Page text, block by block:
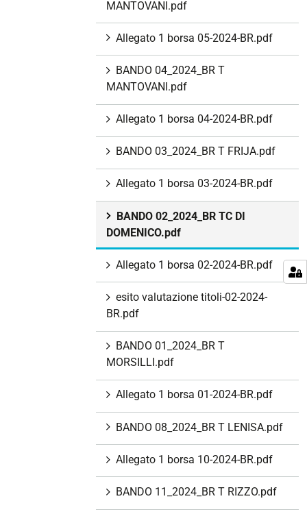
MANTOVANI.pdf
Allegato 1 borsa 05-2024-BR.pdf
BANDO 04_2024_BR T
MANTOVANI.pdf
Allegato 1 borsa 04-2024-BR.pdf
BANDO 03_2024_BR T FRIJA.pdf
Allegato 1 borsa 03-2024-BR.pdf
BANDO 02_2024_BR TC DI
DOMENICO.pdf
Allegato 1 borsa 02-2024-BR.pdf
esito valutazione titoli-02-2024-
BR.pdf
BANDO 01_2024_BR T
MORSILLI.pdf
Allegato 1 borsa 01-2024-BR.pdf
BANDO 08_2024_BR T LENISA.pdf
Allegato 1 borsa 10-2024-BR.pdf
BANDO 11_2024_BR T RIZZO.pdf